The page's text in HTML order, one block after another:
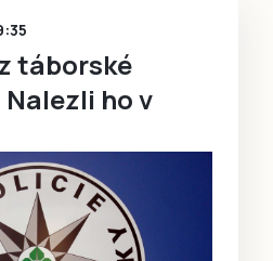
chci se
táborské
ho v